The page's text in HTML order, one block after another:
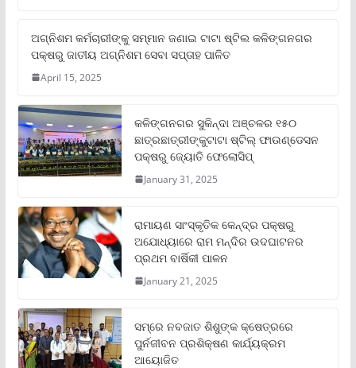
ଅଗ୍ନିଶମ କର୍ମଚାରୀଙ୍କୁ ସମ୍ମାନ ଜଣାଇ ଟାଟା ଷ୍ଟିଲ କଳିଙ୍ଗନଗର
ପକ୍ଷରୁ ଜାତୀୟ ଅଗ୍ନିଶମ ସେବା ସପ୍ତାହ ପାଳିତ
April 15, 2025
କଳିଙ୍ଗନଗର ସୁକିନ୍ଦା ଅଞ୍ଚଳର ୧୫୦
ଛାତ୍ରଛାତ୍ରୀଙ୍କୁଟାଟା ଷ୍ଟିଲ୍ ଫାଉଣ୍ଡେସନ
ପକ୍ଷରୁ ଜ୍ୟୋତି ଫେଲୋସିପ୍‌
January 31, 2025
ରାମାୟଣ ସାଂସ୍କୃତିକ କେନ୍ଦ୍ର ପକ୍ଷରୁ
ଅଯୋଧ୍ୟାରେ ରାମ ମନ୍ଦିର ଉଦଘାଟନର
ପ୍ରଥମ ବାର୍ଷିକୀ ପାଳନ
January 21, 2025
ସମ୍‌ରେ ନବଜାତ ଶିଶୁଙ୍କ କ୍ଷେତ୍ରରେ
ପୁର୍ନଜୀବନ ପ୍ରଶିକ୍ଷଣ କାର୍ଯ୍ୟକ୍ରମ
ଆୟୋଜିତ